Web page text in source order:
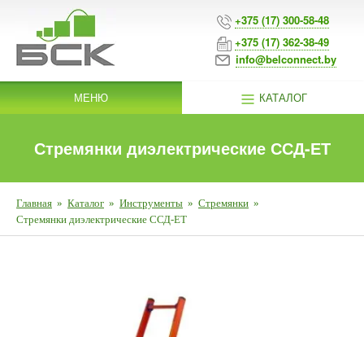
+375 (17) 300-58-48
+375 (17) 362-38-49
info@belconnect.by
МЕНЮ КАТАЛОГ
Стремянки диэлектрические ССД-ЕТ
Главная » Каталог » Инструменты » Стремянки »
Стремянки диэлектрические ССД-ЕТ